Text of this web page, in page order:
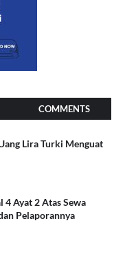
COMMENTS
Lira Turki Menguat
4 Ayat 2 Atas Sewa
Pelaporannya